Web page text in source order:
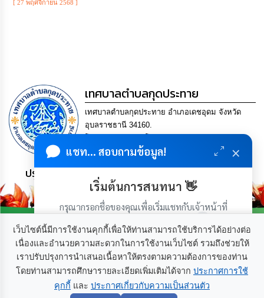
กิจการ
สภา
ท้อง
ถิ่น
ของ
เรา
การ
จัดการ
รู้
ข้อมูล
การ
[ 27 พฤศจิกายน 2568 ]
แชท... สอบถามข้อมูล! ×
เริ่มต้นการสนทนา 👋
กรุณากรอกชื่อของคุณเพื่อเริ่มแชทกับเจ้าหน้าที่
เริ่มแชท
เทศบาลตำบลกุดประทาย
เทศบาลตำบลกุดประทาย อำเภอเดชอุดม จังหวัด
อุบลราชธานี 34160.
saraban@kudprathay.go.th
ประชาชน มีภูมิคุ้มกัน พึ่งพาตนเอง พอเพียง เป็นสุข
เกี่ยวกับเรา ติดต่อเรา
เว็บไซต์นี้มีการใช้งานคุกกี้เพื่อให้ท่านสามารถใช้บริการได้อย่างต่อ
เนื่องและอำนวยความสะดวกในการใช้งานเว็บไซต์ รวมถึงช่วยให้
เราปรับปรุงการนำเสนอเนื้อหาให้ตรงตามความต้องการของท่าน
โดยท่านสามารถศึกษารายละเอียดเพิ่มเติมได้จาก ประกาศการใช้
คุกกี้ และ ประกาศเกี่ยวกับความเป็นส่วนตัว